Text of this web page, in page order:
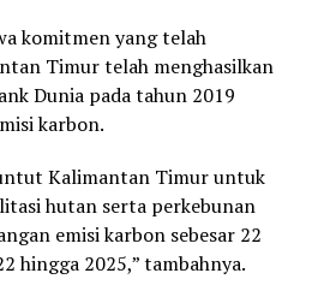
komitmen yang telah
Timur telah menghasilkan
Dunia pada tahun 2019
karbon.
Kalimantan Timur untuk
hutan serta perkebunan
emisi karbon sebesar 22
hingga 2025,” tambahnya.